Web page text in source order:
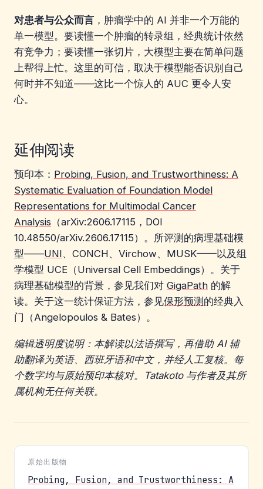
对患者与公众而言 ，肿瘤学中的 AI 并非一个万能的
单一模型。要读懂一个肿瘤的转录组，经典统计依然
有竞争力；要读懂一张切片，大模型主要在简单问题
上帮得上忙。这里的可信，取决于模型能否识别自己
何时并不知道——这比一个惊人的 AUC 更令人安
心。
延伸阅读
预印本： Probing, Fusion, and Trustworthiness: A
Systematic Evaluation of Foundation Model
Representations for Multimodal Cancer
Analysis （arXiv:2606.17115，DOI
10.48550/arXiv.2606.17115）。所评测的病理基础模
型——UNI、CONCH、Virchow、MUSK——以及组
学模型 UCE（Universal Cell Embeddings）。关于
病理基础模型的背景，参见我们对 GigaPath 的解
读。关于这一统计保证方法，参见保形预测的经典入
门（Angelopoulos & Bates）。
编辑透明度说明：本解读以法语撰写，再借助 AI 辅
助翻译为英语、西班牙语和中文，并经人工复核。每
个数字均与原始预印本核对。Tatakoto 与作者及其所
属机构无任何关联。
原始出版物
Probing, Fusion, and Trustworthiness: A